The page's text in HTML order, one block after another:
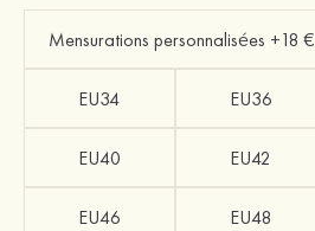
Mensurations personnalisées +18 €
EU34 EU36
EU40 EU42
EU46 EU48